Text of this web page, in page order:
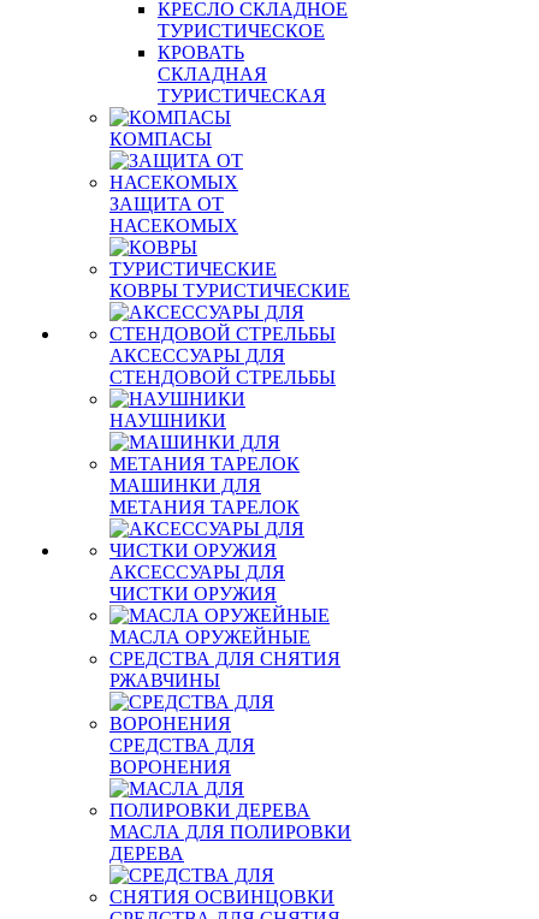
КРЕСЛО СКЛАДНОЕ
ТУРИСТИЧЕСКОЕ
КРОВАТЬ
СКЛАДНАЯ
ТУРИСТИЧЕСКАЯ
КОМПАСЫ
ЗАЩИТА ОТ
НАСЕКОМЫХ
КОВРЫ ТУРИСТИЧЕСКИЕ
АКСЕССУАРЫ ДЛЯ
СТЕНДОВОЙ СТРЕЛЬБЫ
НАУШНИКИ
МАШИНКИ ДЛЯ
МЕТАНИЯ ТАРЕЛОК
АКСЕССУАРЫ ДЛЯ
ЧИСТКИ ОРУЖИЯ
МАСЛА ОРУЖЕЙНЫЕ
СРЕДСТВА ДЛЯ СНЯТИЯ
РЖАВЧИНЫ
СРЕДСТВА ДЛЯ
ВОРОНЕНИЯ
МАСЛА ДЛЯ ПОЛИРОВКИ
ДЕРЕВА